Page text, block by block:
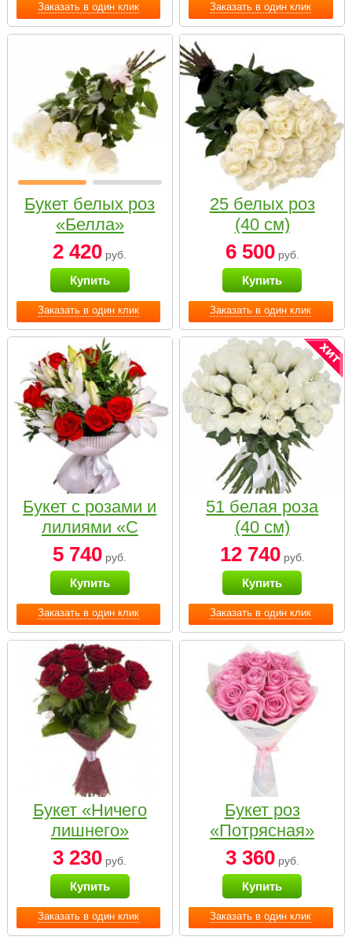
Заказать в один клик Заказать в один клик
Заказать в один клик
Букет белых роз
«Белла»
2 420 руб.
Купить
Заказать в один клик
25 белых роз
(40 см)
6 500руб.
Купить
Заказать в один клик
Букет с розами и
лилиями «С
наилучшими
пожеланиями»
5 740 руб.
Купить
Заказать в один клик
51 белая роза
(40 см)
12 740руб.
Купить
Заказать в один клик
Букет «Ничего
лишнего»
3 230 руб.
Купить
Заказать в один клик
Букет роз
«Потрясная»
3 360руб.
Купить